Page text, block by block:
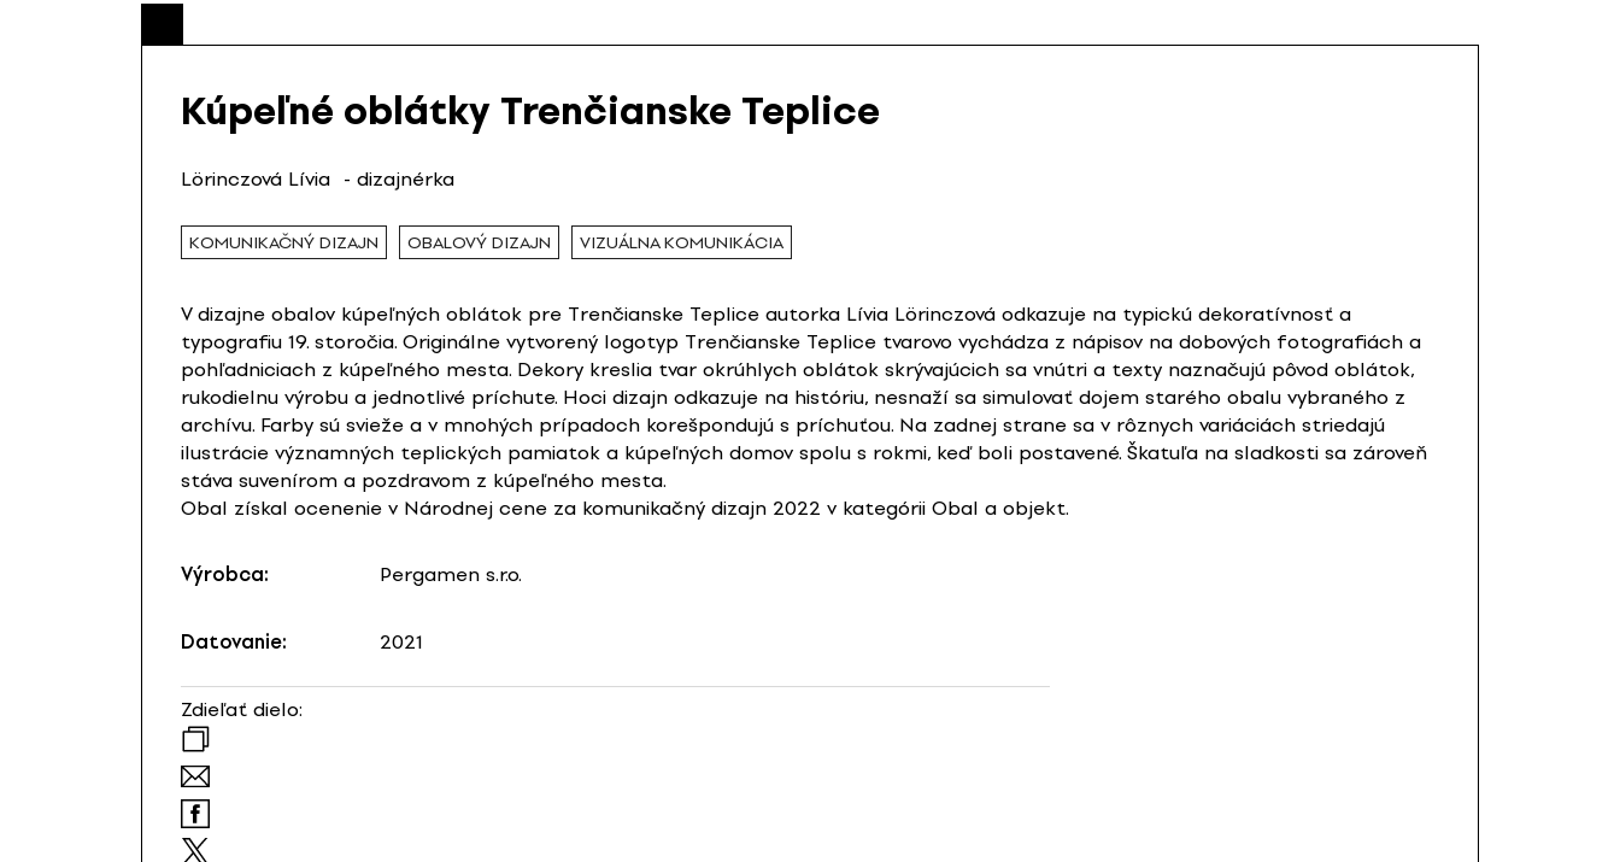
Kúpeľné oblátky Trenčianske Teplice
Lörinczová Lívia - dizajnérka
KOMUNIKAČNÝ DIZAJN OBALOVÝ DIZAJN VIZUÁLNA KOMUNIKÁCIA
V dizajne obalov kúpeľných oblátok pre Trenčianske Teplice autorka Lívia Lörinczová odkazuje na typickú dekoratívnosť a
typografiu 19. storočia. Originálne vytvorený logotyp Trenčianske Teplice tvarovo vychádza z nápisov na dobových fotografiách a
pohľadniciach z kúpeľného mesta. Dekory kreslia tvar okrúhlych oblátok skrývajúcich sa vnútri a texty naznačujú pôvod oblátok,
rukodielnu výrobu a jednotlivé príchute. Hoci dizajn odkazuje na históriu, nesnaží sa simulovať dojem starého obalu vybraného z
archívu. Farby sú svieže a v mnohých prípadoch korešpondujú s príchuťou. Na zadnej strane sa v rôznych variáciách striedajú
ilustrácie významných teplických pamiatok a kúpeľných domov spolu s rokmi, keď boli postavené. Škatuľa na sladkosti sa zároveň
stáva suvenírom a pozdravom z kúpeľného mesta.
Obal získal ocenenie v Národnej cene za komunikačný dizajn 2022 v kategórii Obal a objekt.
Výrobca: Pergamen s.r.o.
Datovanie: 2021
Zdieľať dielo: